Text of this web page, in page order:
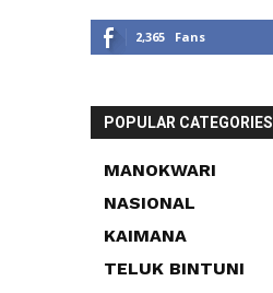
2,365 Fans
POPULAR CATEGORIES
MANOKWARI
NASIONAL
KAIMANA
TELUK BINTUNI